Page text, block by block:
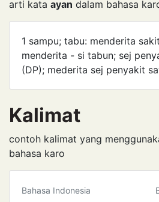
arti kata ayan dalam bahasa
1 sampu; tabu: menderita
menderita - si tabun; sej
(DP); mederita sej penyakit
Kalimat
contoh kalimat yang
bahasa karo
Bahasa Indonesia